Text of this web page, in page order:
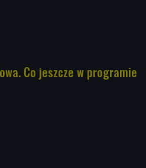
Co jeszcze w programie